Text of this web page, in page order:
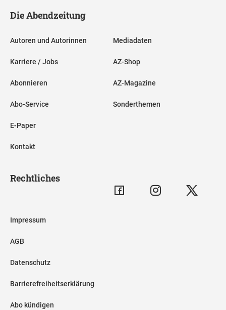
Die Abendzeitung
Autoren und Autorinnen
Karriere / Jobs
Abonnieren
Abo-Service
E-Paper
Kontakt
Mediadaten
AZ-Shop
AZ-Magazine
Sonderthemen
Rechtliches
Impressum
AGB
Datenschutz
Barrierefreiheitserklärung
Abo kündigen